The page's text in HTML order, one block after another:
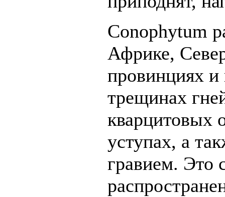
Conophytum
Африке,
провинциях
трещинах
кварцитовых
уступах, а
гравием. Это